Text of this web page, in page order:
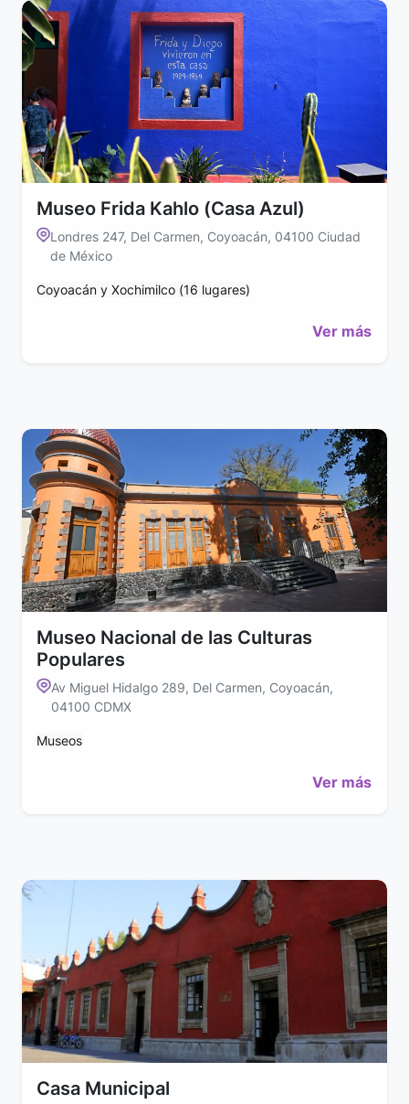
Museo Frida Kahlo (Casa Azul)
Londres 247, Del Carmen, Coyoacán, 04100 Ciudad
de México
Coyoacán y Xochimilco (16 lugares)
Ver más
Museo Nacional de las Culturas
Populares
Av Miguel Hidalgo 289, Del Carmen, Coyoacán,
04100 CDMX
Museos
Ver más
Casa Municipal